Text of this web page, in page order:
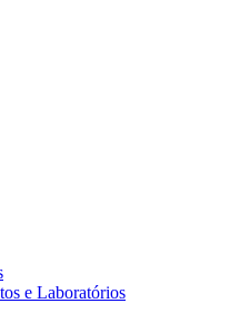
e Laboratórios